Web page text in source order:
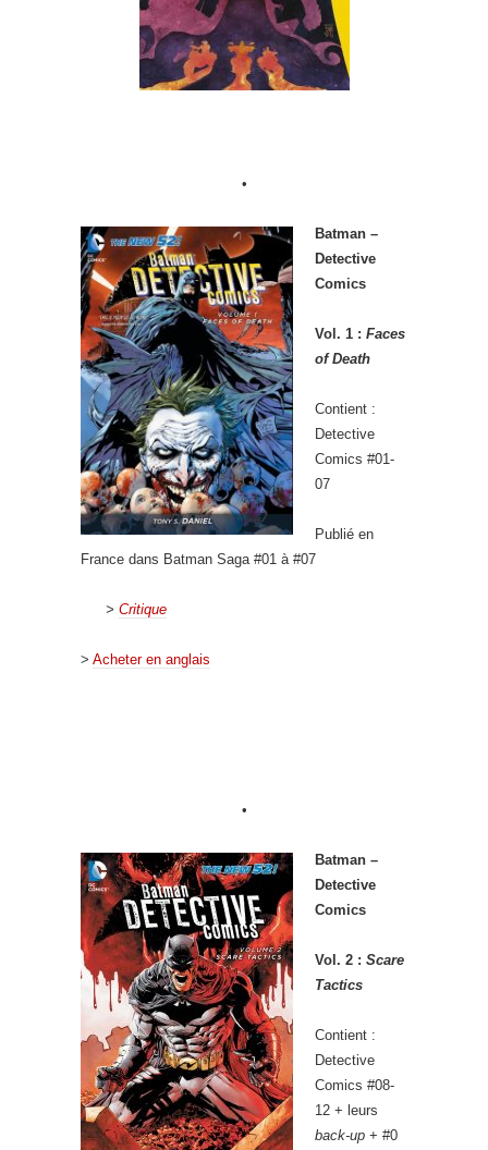
•
Batman –
Detective
Comics
Vol. 1 : Faces
of Death
Contient :
Detective
Comics #01-
07
Publié en
France dans Batman Saga #01 à #07
> Critique
> Acheter en anglais
•
Batman –
Detective
Comics
Vol. 2 : Scare
Tactics
Contient :
Detective
Comics #08-
12 + leurs
back-up + #0